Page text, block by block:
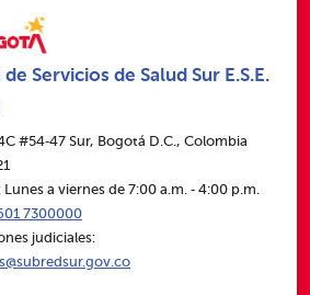
Servicios de Salud Sur E.S.E.
#54‑47 Sur, Bogotá D.C., Colombia
a viernes de 7:00 a.m. ‑ 4:00 p.m.
7300000
judiciales: